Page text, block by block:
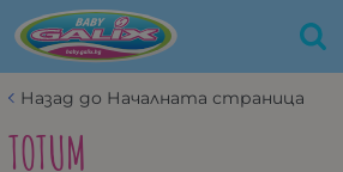
Назад до Началната страница
TOTUM